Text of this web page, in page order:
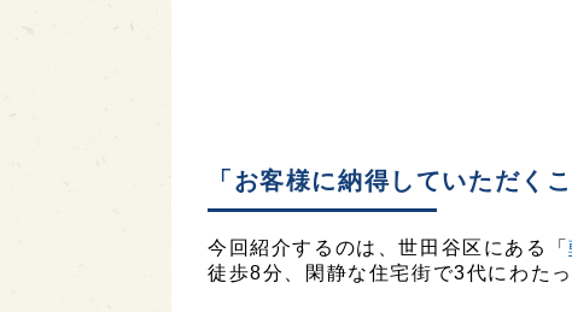
「お客様に納得していただく
今回紹介するのは、世田谷区にある「
徒歩8分、閑静な住宅街で3代にわた